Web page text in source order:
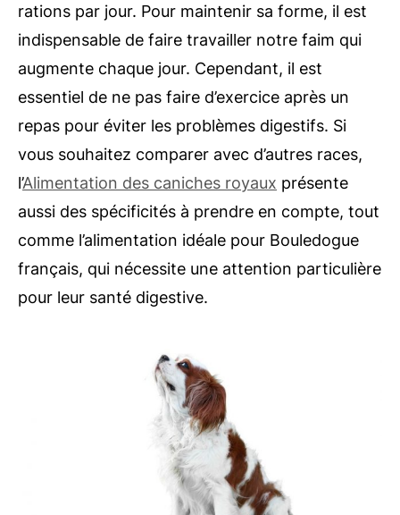
rations par jour. Pour maintenir sa forme, il est
indispensable de faire travailler notre faim qui
augmente chaque jour. Cependant, il est
essentiel de ne pas faire d’exercice après un
repas pour éviter les problèmes digestifs. Si
vous souhaitez comparer avec d’autres races,
l’Alimentation des caniches royaux présente
aussi des spécificités à prendre en compte, tout
comme l’alimentation idéale pour Bouledogue
français, qui nécessite une attention particulière
pour leur santé digestive.